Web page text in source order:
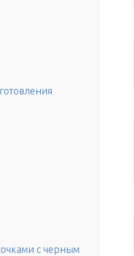
с черным